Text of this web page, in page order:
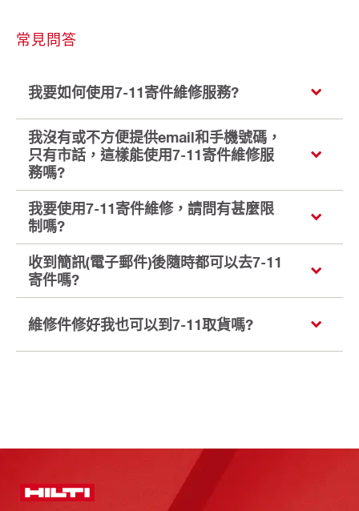
常見問答
我要如何使用7-11寄件維修服務?
我沒有或不方便提供email和手機號碼，
只有市話，這樣能使用7-11寄件維修服
務嗎?
我要使用7-11寄件維修，請問有甚麼限
制嗎?
收到簡訊(電子郵件)後隨時都可以去7-11
寄件嗎?
維修件修好我也可以到7-11取貨嗎?